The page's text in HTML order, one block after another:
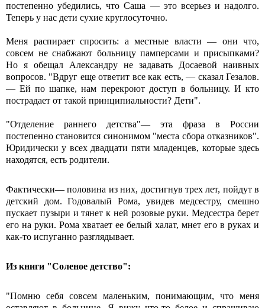
постепенно убедились, что Саша — это всерьез и надолго.
Теперь у нас дети сухие круглосуточно.
Меня распирает спросить: а местные власти — они что,
совсем не снабжают больницу памперсами и присыпками?
Но я обещал Александру не задавать Досаевой наивных
вопросов. "Вдруг еще ответит все как есть, — сказал Гезалов.
— Ей по шапке, нам перекроют доступ в больницу. И кто
пострадает от такой принципиальности? Дети".
"Отделение раннего детства"— эта фраза в России
постепенно становится синонимом "места сбора отказников".
Юридически у всех двадцати пяти младенцев, которые здесь
находятся, есть родители.
Фактически— половина из них, достигнув трех лет, пойдут в
детский дом. Годовалый Рома, увидев медсестру, смешно
пускает пузыри и тянет к ней розовые руки. Медсестра берет
его на руки. Рома хватает ее белый халат, мнет его в руках и
как-то испуганно разглядывает.
Из книги "Соленое детство":
"Помню себя совсем маленьким, понимающим, что меня